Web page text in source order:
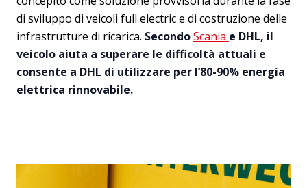
di sviluppo di veicoli full electric e di costruzione delle
infrastrutture di ricarica. SecondoScania e DHL, il
veicolo aiuta a superare le difficoltà attuali e
consente a DHL di utilizzare per l’80-90% energia
elettrica rinnovabile.